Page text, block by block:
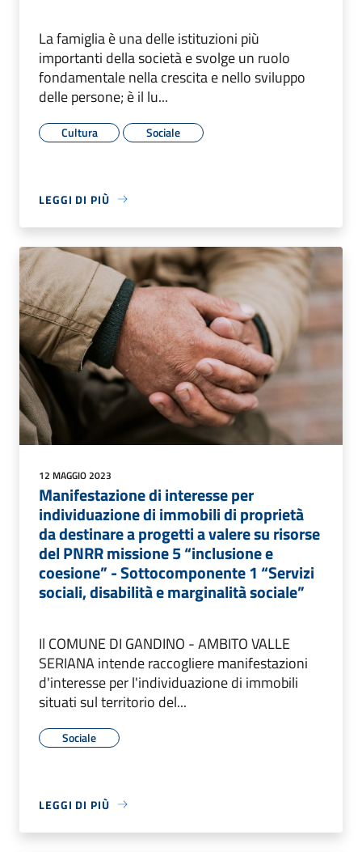
La famiglia è una delle istituzioni più
importanti della società e svolge un ruolo
fondamentale nella crescita e nello sviluppo
delle persone; è il lu...
Cultura Sociale
LEGGI DI PIÙ
12 MAGGIO 2023
Manifestazione di interesse per
individuazione di immobili di proprietà
da destinare a progetti a valere su risorse
del PNRR missione 5 “inclusione e
coesione” - Sottocomponente 1 “Servizi
sociali, disabilità e marginalità sociale”
Il COMUNE DI GANDINO - AMBITO VALLE
SERIANA intende raccogliere manifestazioni
d'interesse per l'individuazione di immobili
situati sul territorio del...
Sociale
LEGGI DI PIÙ